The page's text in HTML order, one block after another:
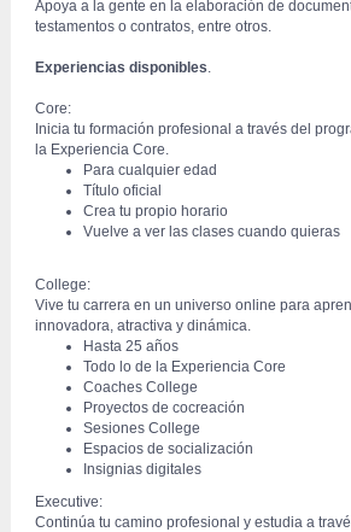
Apoya a la gente en la elaboración de
testamentos o contratos, entre otros.
Experiencias disponibles.
Core:
Inicia tu formación profesional a través del
la Experiencia Core.
Para cualquier edad
Título oficial
Crea tu propio horario
Vuelve a ver las clases cuando quieras
College:
Vive tu carrera en un universo online para
innovadora, atractiva y dinámica.
Hasta 25 años
Todo lo de la Experiencia Core
Coaches College
Proyectos de cocreación
Sesiones College
Espacios de socialización
Insignias digitales
Executive:
Continúa tu camino profesional y estudia a